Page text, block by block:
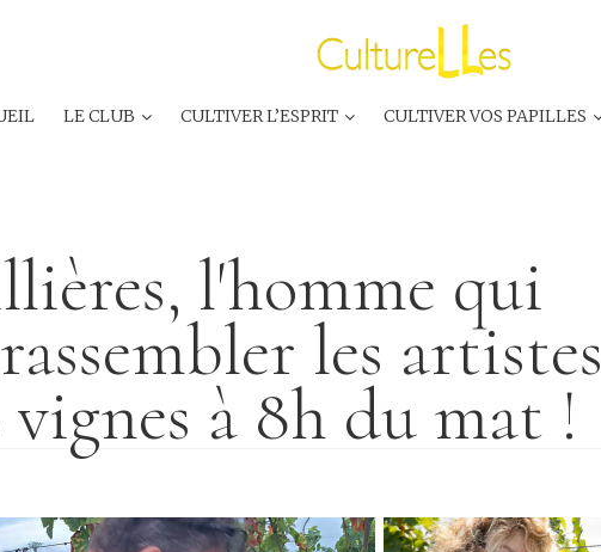
LE CLUB CULTIVER L’ESPRIT CULTIVER VOS PAPILLES
l'homme qui
les artistes
vignes à 8h du mat !